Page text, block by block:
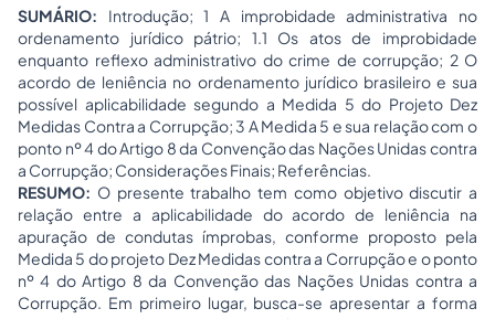
SUMÁRIO: Introdução; 1 A improbidade administrativa no
ordenamento jurídico pátrio; 1.1 Os atos de improbidade
enquanto reflexo administrativo do crime de corrupção; 2 O
acordo de leniência no ordenamento jurídico brasileiro e sua
possível aplicabilidade segundo a Medida 5 do Projeto Dez
Medidas Contra a Corrupção; 3 A Medida 5 e sua relação com o
ponto nº 4 do Artigo 8 da Convenção das Nações Unidas contra
a Corrupção; Considerações Finais; Referências.
RESUMO: O presente trabalho tem como objetivo discutir a
relação entre a aplicabilidade do acordo de leniência na
apuração de condutas ímprobas, conforme proposto pela
Medida 5 do projeto Dez Medidas contra a Corrupção e o ponto
nº 4 do Artigo 8 da Convenção das Nações Unidas contra a
Corrupção. Em primeiro lugar, busca-se apresentar a forma